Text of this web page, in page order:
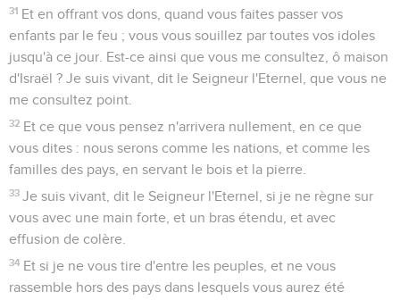
31 Et en offrant vos dons, quand vous faites passer vos
enfants par le feu ; vous vous souillez par toutes vos idoles
jusqu'à ce jour. Est-ce ainsi que vous me consultez, ô maison
d'Israël ? Je suis vivant, dit le Seigneur l'Eternel, que vous ne
me consultez point.
32 Et ce que vous pensez n'arrivera nullement, en ce que
vous dites : nous serons comme les nations, et comme les
familles des pays, en servant le bois et la pierre.
33 Je suis vivant, dit le Seigneur l'Eternel, si je ne règne sur
vous avec une main forte, et un bras étendu, et avec
effusion de colère.
34 Et si je ne vous tire d'entre les peuples, et ne vous
rassemble hors des pays dans lesquels vous aurez été